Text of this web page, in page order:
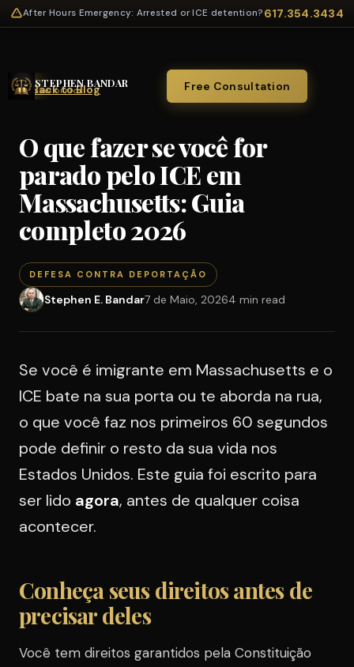
After Hours Emergency: Arrested or ICE detention? 617.354.3434
STEPHEN BANDAR
LAW OFFICE Free Consultation
← Back to Blog
O que fazer se você for
parado pelo ICE em
Massachusetts: Guia
completo 2026
DEFESA CONTRA DEPORTAÇÃO
Stephen E. Bandar7 de Maio, 20264 min read
Se você é imigrante em Massachusetts e o
ICE bate na sua porta ou te aborda na rua,
o que você faz nos primeiros 60 segundos
pode definir o resto da sua vida nos
Estados Unidos. Este guia foi escrito para
ser lido agora, antes de qualquer coisa
acontecer.
Conheça seus direitos antes de
precisar deles
Você tem direitos garantidos pela Constituição